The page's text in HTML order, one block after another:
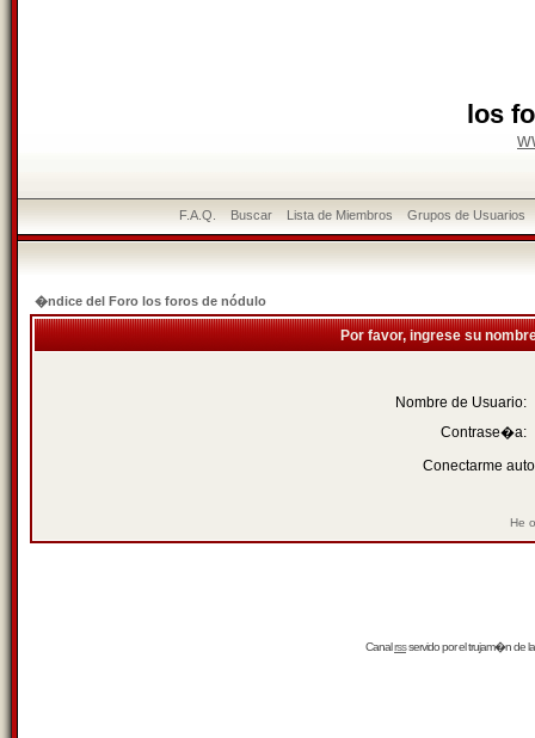
los
F.A.Q. Buscar Lista de Miembros Grupos de Usuarios
�ndice del Foro los foros de nódulo
Por favor, ingrese su
Nombre de Usuario:
Contrase�a:
Conectarme
He
Canalrssservido por eltrujam�nde